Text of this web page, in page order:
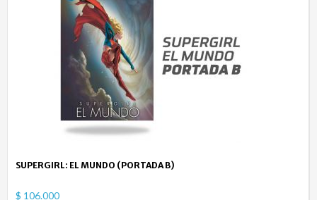
SUPERGIRL: EL MUNDO (PORTADA B)
$ 106.000